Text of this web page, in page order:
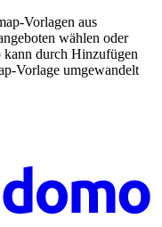
Vorlagen aus
wählen oder
kann durch Hinzufügen
Vorlage umgewandelt